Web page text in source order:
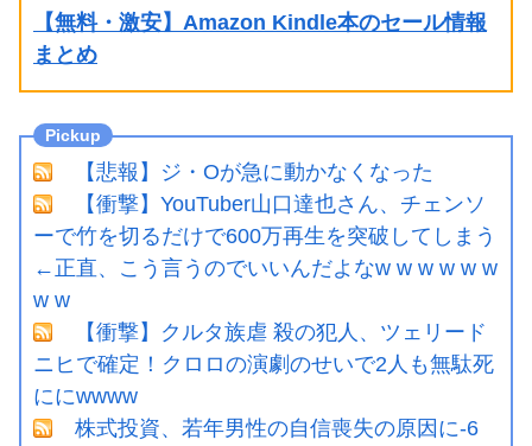
【無料・激安】Amazon Kindle本のセール情報
まとめ
【悲報】ジ・Oが急に動かなくなった
【衝撃】YouTuber山口達也さん、チェンソ
ーで竹を切るだけで600万再生を突破してしまう
←正直、こう言うのでいいんだよなw w w w w w
w w
【衝撃】クルタ族虐 殺の犯人、ツェリード
ニヒで確定！クロロの演劇のせいで2人も無駄死
ににwwww
株式投資、若年男性の自信喪失の原因に-6